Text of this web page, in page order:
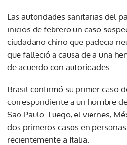
Las autoridades sanitarias del
inicios de febrero un caso
ciudadano chino que padecía
que falleció a causa de a una
de acuerdo con autoridades.
Brasil confirmó su primer caso
correspondiente a un hombre
Sao Paulo. Luego, el viernes,
dos primeros casos en
recientemente a Italia.